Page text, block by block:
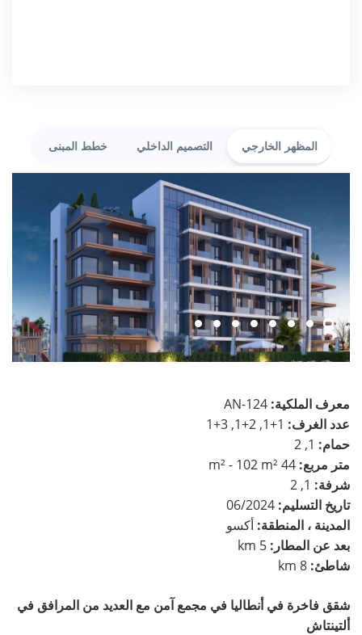
المظهر الخارجي التصميم الداخلي خطط المبنى
معرف الملكية: AN-124
عدد الغرف: 1+1, 2+1, 3+1
حمام: 1, 2
متر مربع: 44 m² - 102 m²
شرفة: 1, 2
تاريخ التسليم:
المدينة ، المنطقة: أكسو
بعد عن المطار:
شاطئ:
شقق فاخرة في أنطاليا في مجمع آمن مع العديد من المرافق في
ألتينتاش